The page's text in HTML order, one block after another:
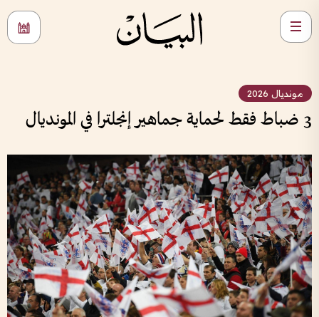
مونديال 2026
3 ضباط فقط لحماية جماهير إنجلترا في المونديال